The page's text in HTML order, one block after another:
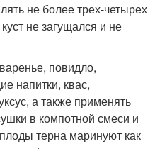
не более трех-четырех
не загущался и не
повидло,
напитки, квас,
а также применять
в компотной смеси и
терна маринуют как